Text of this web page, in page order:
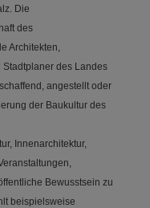
Die
des
Architekten,
Stadtplaner des Landes
angestellt oder
der Baukultur des
Innenarchitektur,
Bewusstsein zu
beispielsweise